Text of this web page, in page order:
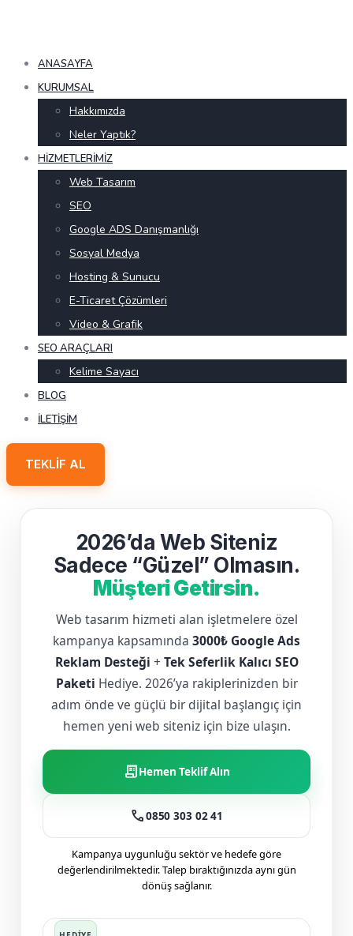
ANASAYFA
KURUMSAL
Hakkımızda
Neler Yaptık?
HIZMETLERIMIZ
Web Tasarım
SEO
Google ADS Danışmanlığı
Sosyal Medya
Hosting & Sunucu
E-Ticaret Çözümleri
Video & Grafik
SEO ARAÇLARI
Kelime Sayacı
BLOG
İLETIŞIM
TEKLIF AL
2026’da Web Siteniz
Sadece “Güzel” Olmasın.
Müşteri Getirsin.
Web tasarım hizmeti alan işletmelere özel
kampanya kapsamında 3000₺ Google Ads
Reklam Desteği + Tek Seferlik Kalıcı SEO
Paketi Hediye. 2026’ya rakiplerinizden bir
adım önde ve güçlü bir dijital başlangıç için
hemen yeni web siteniz için bize ulaşın.
receipt_longHemen Teklif Alın
call0850 303 02 41
Kampanya uygunluğu sektör ve hedefe göre
değerlendirilmektedir. Talep bıraktığınızda aynı gün
dönüş sağlanır.